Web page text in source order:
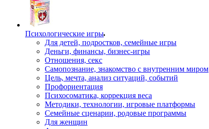
Психологические игры
Для детей, подростков, семейные игры
Деньги, финансы, бизнес-игры
Отношения, секс
Самопознание, знакомство с внутренним миром
Цель, мечта, анализ ситуаций, событий
Профориентация
Психосоматика, коррекция веса
Методики, технологии, игровые платформы
Семейные сценарии, родовые программы
Для женщин